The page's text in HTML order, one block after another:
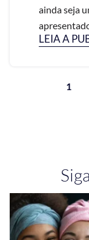
ainda seja
LEIA A
1